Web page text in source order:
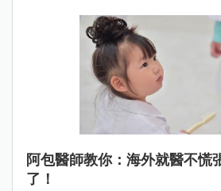
阿包醫師教你：海外就醫不慌
了！